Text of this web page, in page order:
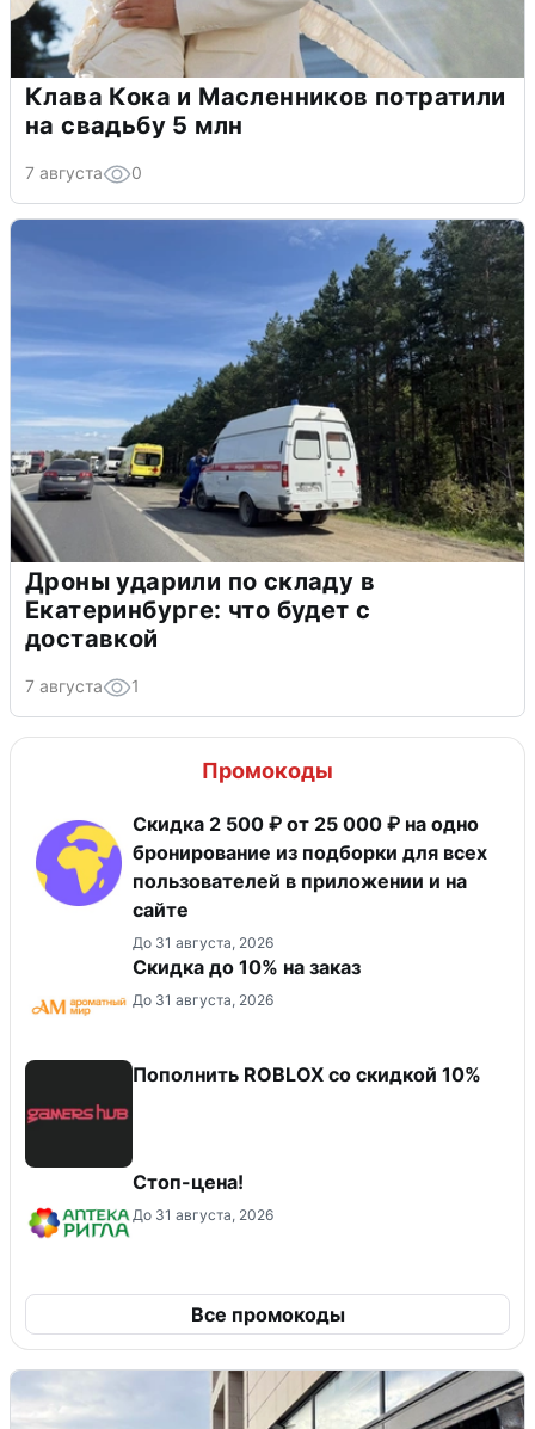
Клава Кока и Масленников потратили
на свадьбу 5 млн
7 августа 0
Дроны ударили по складу в
Екатеринбурге: что будет с
доставкой
7 августа 1
Промокоды
Скидка 2 500 ₽ от 25 000 ₽ на одно
бронирование из подборки для всех
пользователей в приложении и на
сайте
До 31 августа, 2026
Скидка до 10% на заказ
До 31 августа, 2026
Пополнить ROBLOX со скидкой 10%
Стоп-цена!
До 31 августа, 2026
Все промокоды